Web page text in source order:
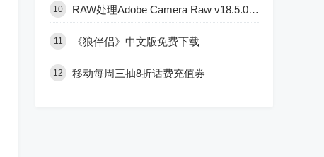
10 RAW处理Adobe Camera Raw v18.5.0中文版
11 《狼伴侣》中文版免费下载
12 移动每周三抽8折话费充值券